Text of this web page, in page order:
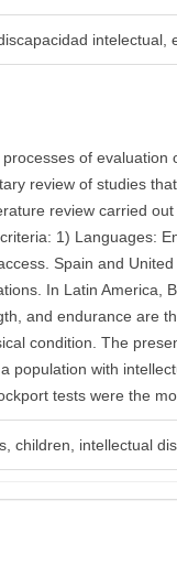
intelectual,
of
review of studies
review carried
1) Languages:
Spain and
In Latin America,
and endurance are
condition. The
population with
tests were the
children, intellectual